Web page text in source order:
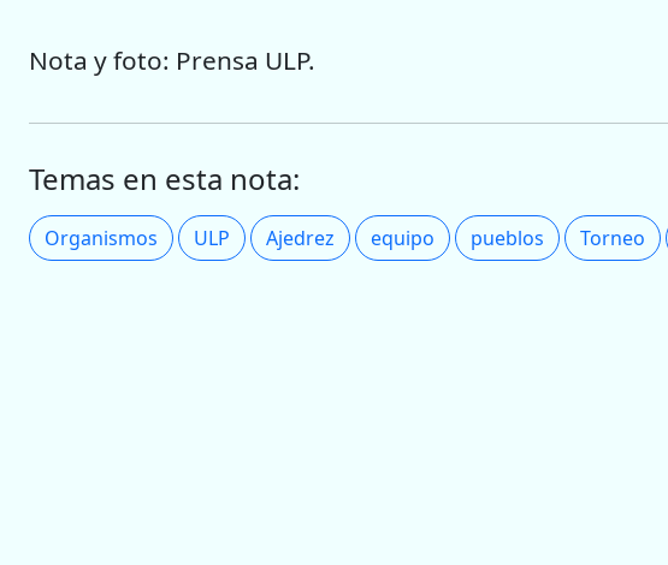
Nota y foto: Prensa ULP.
Temas en esta nota:
Organismos ULP Ajedrez equipo pueblos Torneo